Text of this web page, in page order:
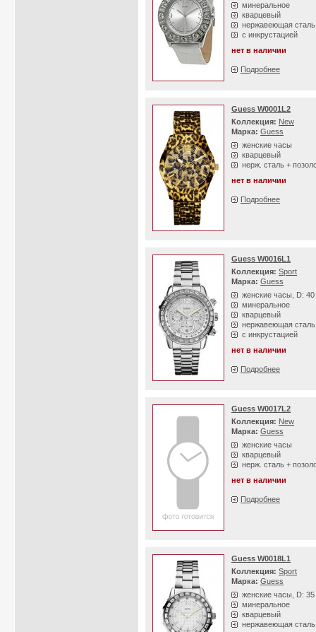
минеральное
кварцевый
нержавеющая сталь
с инкрустацией
нет в наличии
Подробнее
Guess W0001L2
Коллекция: New
Марка: Guess
женские часы
кварцевый
нерж. сталь +
нет в наличии
Подробнее
Guess W0016L1
Коллекция: Sport
Марка: Guess
женские часы, D:
минеральное
кварцевый
нержавеющая сталь
с инкрустацией
нет в наличии
Подробнее
Guess W0017L2
Коллекция: New
Марка: Guess
женские часы
кварцевый
нерж. сталь +
нет в наличии
Подробнее
Guess W0018L1
Коллекция: Sport
Марка: Guess
женские часы, D:
минеральное
кварцевый
нержавеющая сталь